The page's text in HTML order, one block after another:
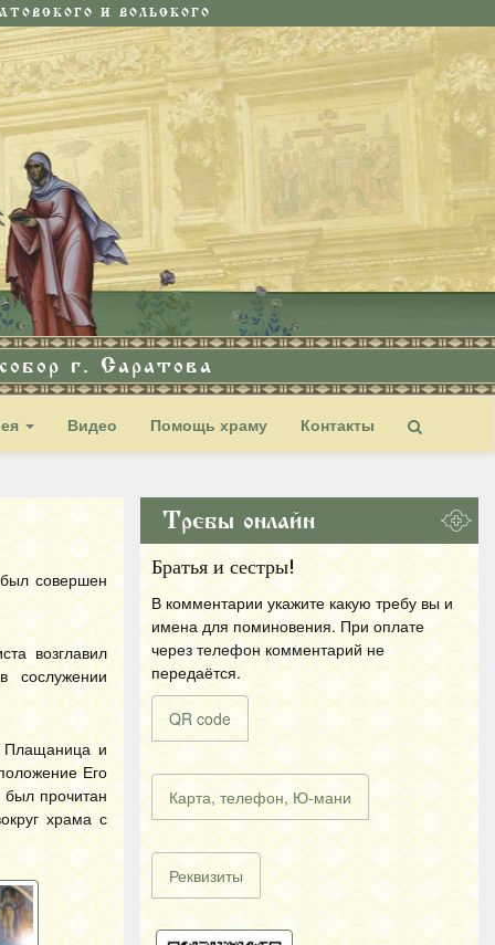
И ВОЛЬСКОГО
г. Саратова
Видео Помощь храму Контакты
совершен
возглавил
сослужении
Плащаница и
Его
прочитан
храма с
Требы онлайн
Братья и сестры!
В комментарии укажите какую требу вы и
имена для поминовения. При оплате
через телефон комментарий не
передаётся.
QR code
Карта, телефон, Ю-мани
Реквизиты